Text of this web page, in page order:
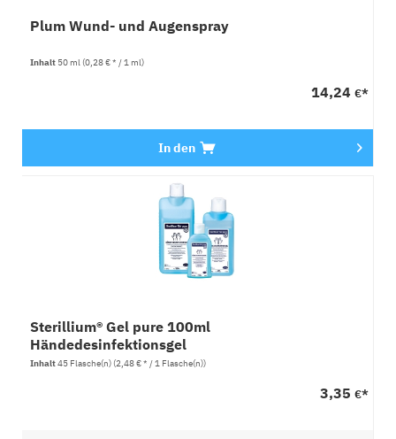
Plum Wund- und Augenspray
Inhalt 50 ml(0,28 € * / 1 ml)
14,24 €*
In den
Sterillium® Gel pure 100ml
Händedesinfektionsgel
Inhalt45 Flasche(n)(2,48 € * / 1 Flasche(n))
3,35 €*